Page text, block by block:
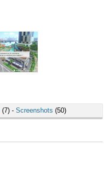
(7) - Screenshots (50)